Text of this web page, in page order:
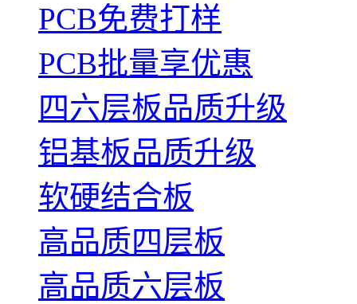
PCB免费打样
PCB批量享优惠
四六层板品质升级
铝基板品质升级
软硬结合板
高品质四层板
高品质六层板